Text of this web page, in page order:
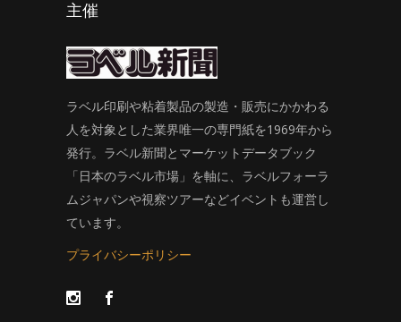
主催
ラベル印刷や粘着製品の製造・販売にかかわる
人を対象とした業界唯一の専門紙を1969年から
発行。ラベル新聞とマーケットデータブック
「日本のラベル市場」を軸に、ラベルフォーラ
ムジャパンや視察ツアーなどイベントも運営し
ています。
プライバシーポリシー